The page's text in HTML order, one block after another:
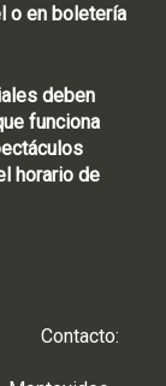
o en boletería
deben
funciona
horario de
8565